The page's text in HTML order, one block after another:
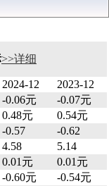
>>详细
2024-12
2023-12
-0.06元
-0.07元
0.48元
0.54元
-0.57
-0.62
4.58
5.14
0.01元
0.01元
-0.60元
-0.54元